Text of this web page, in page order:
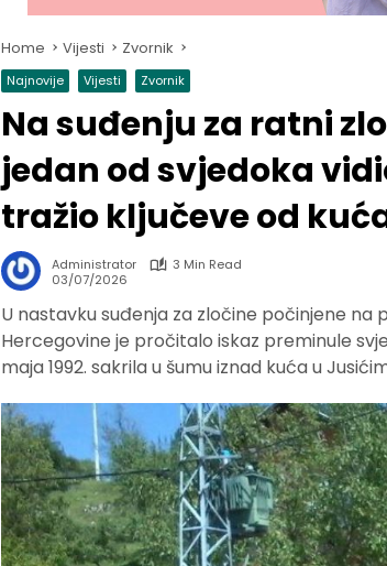
Home Vijesti Zvornik
Najnovije Vijesti Zvornik
Na suđenju za ratni
jedan od svjedoka
tražio ključeve od
Administrator
3 Min Read
03/07/2026
U nastavku suđenja za zločine počinjene na
Hercegovine je pročitalo iskaz preminule
maja 1992. sakrila u šumu iznad kuća u